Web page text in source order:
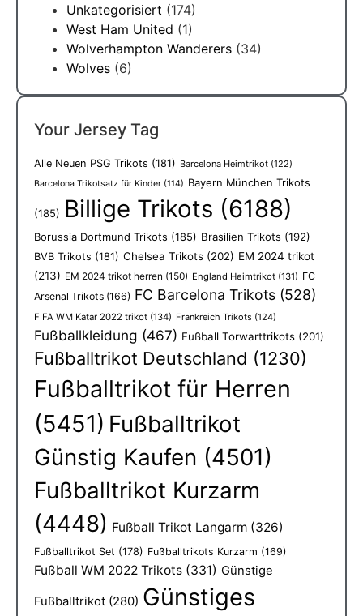
Unkategorisiert (174)
West Ham United (1)
Wolverhampton Wanderers (34)
Wolves (6)
Your Jersey Tag
Alle Neuen PSG Trikots (181) Barcelona Heimtrikot (122)
Barcelona Trikotsatz für Kinder (114) Bayern München Trikots
(185) Billige Trikots (6188)
Borussia Dortmund Trikots (185) Brasilien Trikots (192)
BVB Trikots (181) Chelsea Trikots (202) EM 2024 trikot
(213) EM 2024 trikot herren (150) England Heimtrikot (131) FC
Arsenal Trikots (166) FC Barcelona Trikots (528)
FIFA WM Katar 2022 trikot (134) Frankreich Trikots (124)
Fußballkleidung (467) Fußball Torwarttrikots (201)
Fußballtrikot Deutschland (1230)
Fußballtrikot für Herren
(5451) Fußballtrikot
Günstig Kaufen (4501)
Fußballtrikot Kurzarm
(4448) Fußball Trikot Langarm (326)
Fußballtrikot Set (178) Fußballtrikots Kurzarm (169)
Fußball WM 2022 Trikots (331) Günstige
Fußballtrikot (280) Günstiges